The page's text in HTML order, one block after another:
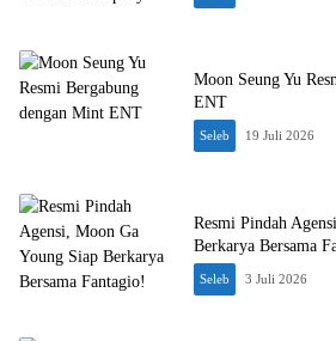
Moon Seung Yu
ENT
Seleb 19 Juli 2026
Resmi Pindah
Berkarya Bersama
Seleb 3 Juli 2026